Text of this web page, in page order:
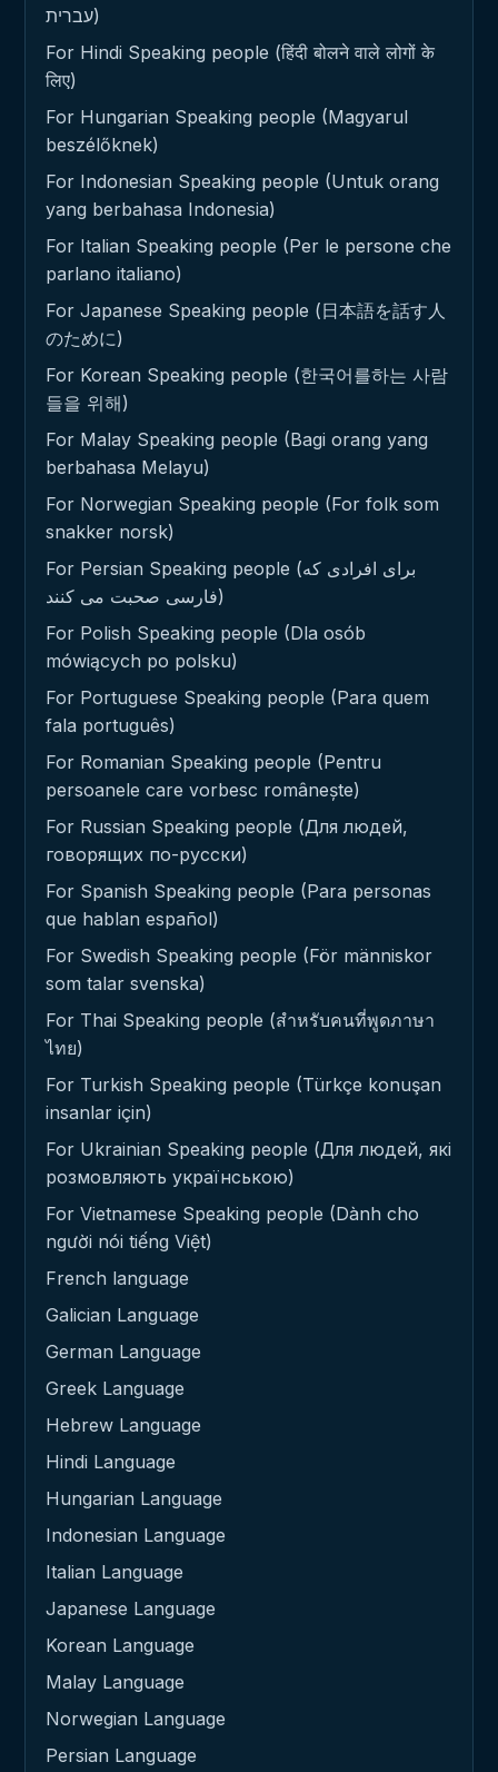
עברית)
For Hindi Speaking people (हिंदी बोलने वाले लोगों के
लिए)
For Hungarian Speaking people (Magyarul
beszélőknek)
For Indonesian Speaking people (Untuk orang
yang berbahasa Indonesia)
For Italian Speaking people (Per le persone che
parlano italiano)
For Japanese Speaking people (日本語を話す人
のために)
For Korean Speaking people (한국어를하는 사람
들을 위해)
For Malay Speaking people (Bagi orang yang
berbahasa Melayu)
For Norwegian Speaking people (For folk som
snakker norsk)
For Persian Speaking people (برای افرادی که
فارسی صحبت می کنند)
For Polish Speaking people (Dla osób
mówiących po polsku)
For Portuguese Speaking people (Para quem
fala português)
For Romanian Speaking people (Pentru
persoanele care vorbesc românește)
For Russian Speaking people (Для людей,
говорящих по-русски)
For Spanish Speaking people (Para personas
que hablan español)
For Swedish Speaking people (För människor
som talar svenska)
For Thai Speaking people (สำหรับคนที่พูดภาษา
ไทย)
For Turkish Speaking people (Türkçe konuşan
insanlar için)
For Ukrainian Speaking people (Для людей, які
розмовляють українською)
For Vietnamese Speaking people (Dành cho
người nói tiếng Việt)
French language
Galician Language
German Language
Greek Language
Hebrew Language
Hindi Language
Hungarian Language
Indonesian Language
Italian Language
Japanese Language
Korean Language
Malay Language
Norwegian Language
Persian Language